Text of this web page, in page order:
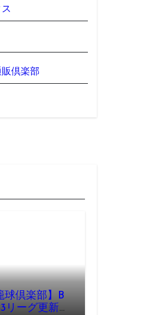
倶楽部
球倶楽部】B
リーグ更新完